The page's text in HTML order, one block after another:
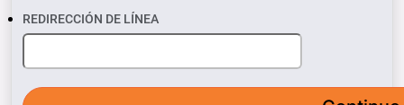
REDIRECCIÓN DE LÍNEA